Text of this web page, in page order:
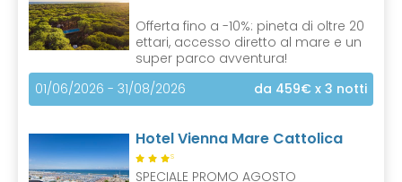
Offerta fino a -10%: pineta di oltre 20
ettari, accesso diretto al mare e un
super parco avventura!
01/06/2026 - 31/08/2026
da 459€ x 3 notti
Hotel Vienna Mare Cattolica
S
SPECIALE PROMO AGOSTO